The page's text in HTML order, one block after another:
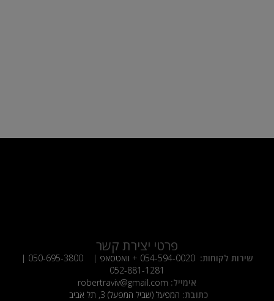
פרטי יצירת קשר
שירות לקוחות: 054-594-0020 + וואטסאפ | 050-695-3800
|
052-881-1281
אימייל: robertraviv@gmail.com
כתובת: המפעל (שביל המפעל) 3, תל אביב